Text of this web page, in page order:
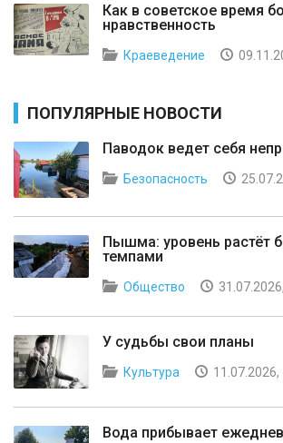
Как в советское время
нравственность
Краеведение
ПОПУЛЯРНЫЕ НОВОСТИ
Паводок ведет себя
Безопасность
Пышма: уровень растёт
темпами
Общество
У судьбы свои планы
Культура 11.07.2026,
Вода прибывает